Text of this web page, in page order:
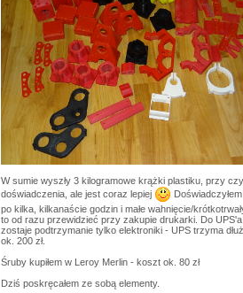
W sumie wyszły 3 kilogramowe krążki plastiku, przy
doświadczenia, ale jest coraz lepiej
po kilka, kilkanaście godzin i małe wahnięcie/
to od razu przewidzieć przy zakupie drukarki. Do
zostaje podtrzymanie tylko elektroniki - UPS trzyma
ok. 200 zł.
Śruby kupiłem w Leroy Merlin - koszt ok. 80 zł
Dziś poskręcałem ze sobą elementy.